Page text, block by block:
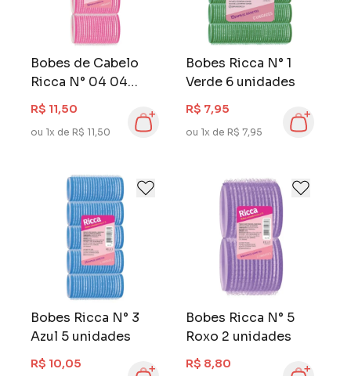
Bobes de Cabelo
Ricca N° 04 04
Unidades Velcro
R$ 11,50
ou 1x de R$ 11,50
Bobes Ricca N° 1
Verde 6 unidades
R$ 7,95
ou 1x de R$ 7,95
Bobes Ricca N° 3
Azul 5 unidades
R$ 10,05
Bobes Ricca N° 5
Roxo 2 unidades
R$ 8,80